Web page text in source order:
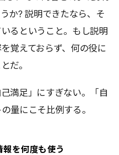
か? 説明できたなら、そ
るということ。もし説明
覚えておらず、何の役に
だ。
満足」にすぎない。「自
量にこそ比例する。
を何度も使う